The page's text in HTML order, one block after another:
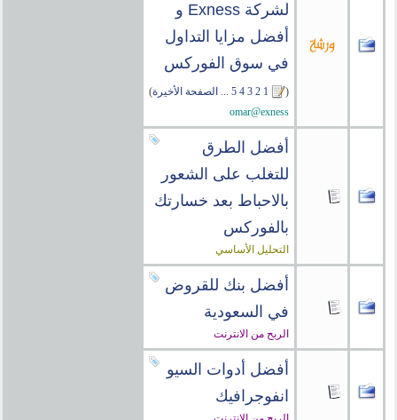
لشركة Exness و
أفضل مزايا التداول
في سوق الفوركس
(
1
2
3
4
5
... الصفحة الأخيرة)
omar@exness
أفضل الطرق
للتغلب على الشعور
بالاحباط بعد خسارتك
بالفوركس
التحليل الأساسي
أفضل بنك للقروض
في السعودية
الربح من الانترنت
أفضل أدوات السيو
انفوجرافيك